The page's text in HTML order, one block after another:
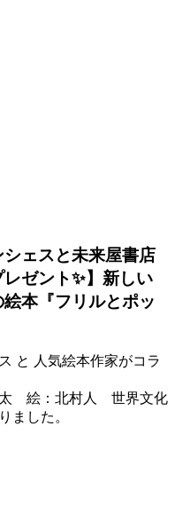
ェスと未来屋書店
ゼント✨】新しい
本『フリルとポッ
と 人気絵本作家がコラ
太 絵：北村人 世界文化
ました。